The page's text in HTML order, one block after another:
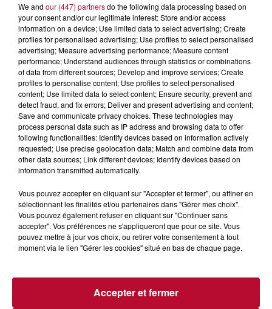
Lecture (24 min 5 sec)
RTS
12 février 2020 - 24 min 5 sec
ALEXANDRE BRASSEUR L'INTERVIEW
DANS CARRÉ VIP SU
Il est Alex Bertrand dans la série "Demain nous
appartient". Un des personnages principaux de la
série arrivé dés le début de l'aventure DNA. Il fait
encore les beaux jours de la série à succès de TF1
depui 2017. Alexandre nous parle de son rôle mais
également de sa carrière et de son approche de l'art
We and our (447) partnersdo the following data processing based on
your consent and/or our legitimate interest: Store and/or access
information on a device; Use limited data to select advertising; Create
profiles for personalised advertising; Use profiles to select personalised
advertising; Measure advertising performance; Measure content
performance; Understand audiences through statistics or combinations
of data from different sources; Develop and improve services; Create
profiles to personalise content; Use profiles to select personalised
content; Use limited data to select content; Ensure security, prevent and
detect fraud, and fix errors; Deliver and present advertising and content;
Save and communicate privacy choices. These technologies may
process personal data such as IP address and browsing data to offer
following functionalities: Identify devices based on information actively
requested; Use precise geolocation data; Match and combine data from
other data sources; Link different devices; Identify devices based on
information transmitted automatically.
Vous pouvez accepter en cliquant sur "Accepter et fermer", ou affiner en
sélectionnant les finalités et/ou partenaires dans "Gérer mes choix".
Vous pouvez également refuser en cliquant sur "Continuer sans
accepter". Vos préférences ne s'appliqueront que pour ce site. Vous
pouvez mettre à jour vos choix, ou retirer votre consentement à tout
moment via le lien "Gérer les cookies" situé en bas de chaque page.
Accepter et fermer